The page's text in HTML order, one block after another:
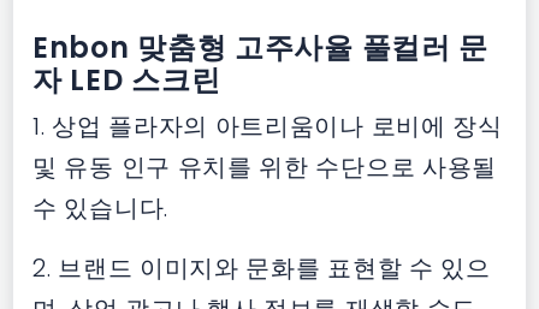
Enbon 맞춤형 고주사율 풀컬러 문
자 LED 스크린
1. 상업 플라자의 아트리움이나 로비에 장식
및 유동 인구 유치를 위한 수단으로 사용될
수 있습니다.
2. 브랜드 이미지와 문화를 표현할 수 있으